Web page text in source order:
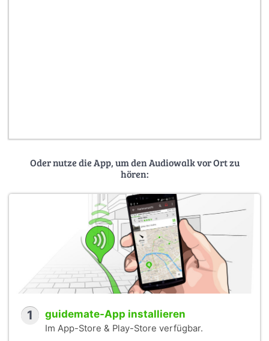
Oder nutze die App, um den Audiowalk vor Ort zu
hören:
1 guidemate-App installieren
Im App-Store & Play-Store verfügbar.